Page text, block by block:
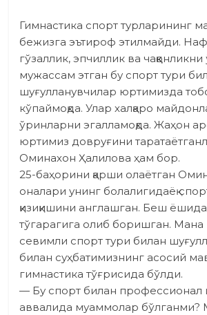
Гимнастика спорт турларининг
бежизга эътироф этилмайди.
гўзаллик, эпчиллик ва
мужассам этган бу спорт тури
шуғулланувчилар юртимизда
кўпаймоқда. Улар халқаро
ўринларни эгалламоқда. Жаҳон
юртимиз довруғини
Оминахон Ҳалилова ҳам бор.
25-баҳорини қарши олаётган
оналари унинг болалигидаёқ
қизиқишини англашган. Беш
тўгарагига олиб боришган.
севимли спорт тури билан
билан суҳбатимизнинг асосий
гимнастика тўғрисида бўлди.
— Бу спорт билан профессионал
аввалида муаммолар бўлганми?